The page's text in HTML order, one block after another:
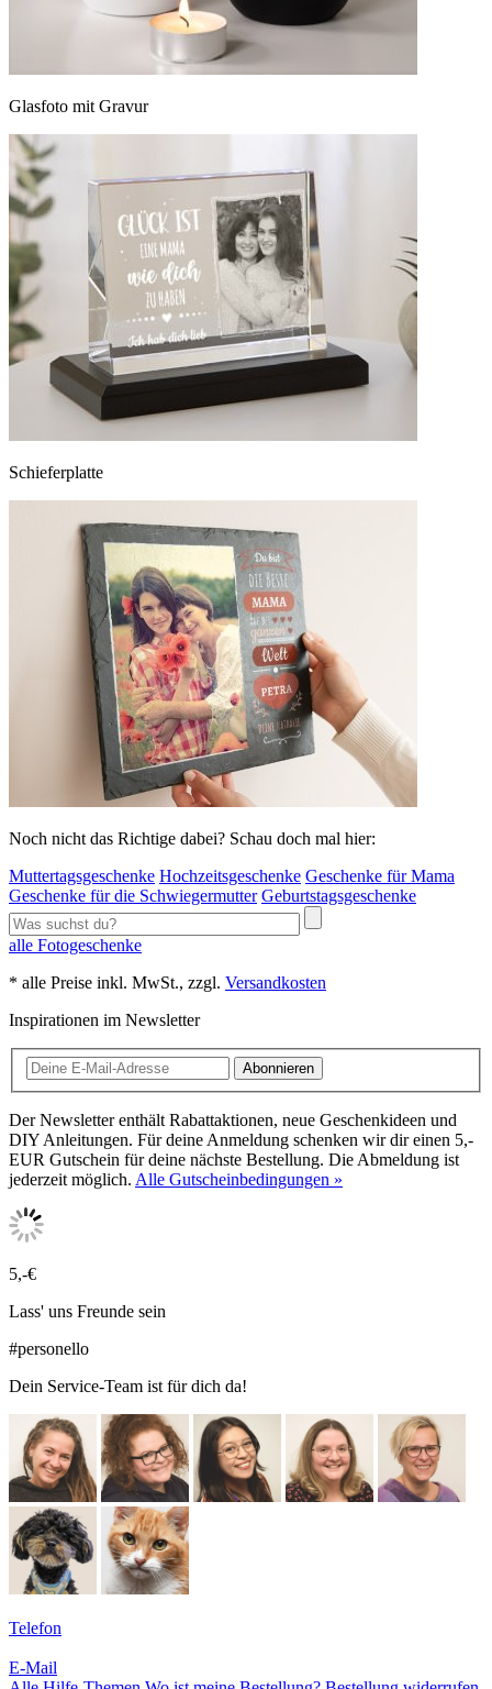
Glasfoto mit Gravur
Schieferplatte
Noch nicht das Richtige dabei? Schau doch mal hier:
Muttertagsgeschenke Hochzeitsgeschenke Geschenke für Mama
Geschenke für die Schwiegermutter Geburtstagsgeschenke
alle Fotogeschenke
* alle Preise inkl. MwSt., zzgl. Versandkosten
Inspirationen im Newsletter
Abonnieren
Der Newsletter enthält Rabattaktionen, neue Geschenkideen und
DIY Anleitungen. Für deine Anmeldung schenken wir dir einen 5,-
EUR Gutschein für deine nächste Bestellung. Die Abmeldung ist
jederzeit möglich. Alle Gutscheinbedingungen »
5,-€
Lass' uns Freunde sein
#personello
Dein Service-Team ist für dich da!
Telefon
E-Mail